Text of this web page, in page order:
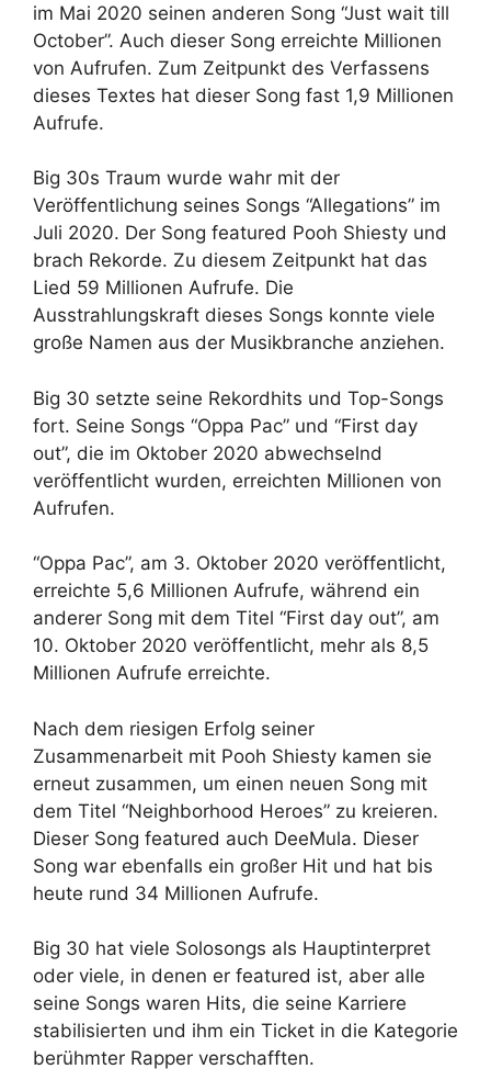
im Mai 2020 seinen anderen Song “Just wait till
October”. Auch dieser Song erreichte Millionen
von Aufrufen. Zum Zeitpunkt des Verfassens
dieses Textes hat dieser Song fast 1,9 Millionen
Aufrufe.
Big 30s Traum wurde wahr mit der
Veröffentlichung seines Songs “Allegations” im
Juli 2020. Der Song featured Pooh Shiesty und
brach Rekorde. Zu diesem Zeitpunkt hat das
Lied 59 Millionen Aufrufe. Die
Ausstrahlungskraft dieses Songs konnte viele
große Namen aus der Musikbranche anziehen.
Big 30 setzte seine Rekordhits und Top-Songs
fort. Seine Songs “Oppa Pac” und “First day
out”, die im Oktober 2020 abwechselnd
veröffentlicht wurden, erreichten Millionen von
Aufrufen.
“Oppa Pac”, am 3. Oktober 2020 veröffentlicht,
erreichte 5,6 Millionen Aufrufe, während ein
anderer Song mit dem Titel “First day out”, am
10. Oktober 2020 veröffentlicht, mehr als 8,5
Millionen Aufrufe erreichte.
Nach dem riesigen Erfolg seiner
Zusammenarbeit mit Pooh Shiesty kamen sie
erneut zusammen, um einen neuen Song mit
dem Titel “Neighborhood Heroes” zu kreieren.
Dieser Song featured auch DeeMula. Dieser
Song war ebenfalls ein großer Hit und hat bis
heute rund 34 Millionen Aufrufe.
Big 30 hat viele Solosongs als Hauptinterpret
oder viele, in denen er featured ist, aber alle
seine Songs waren Hits, die seine Karriere
stabilisierten und ihm ein Ticket in die Kategorie
berühmter Rapper verschafften.